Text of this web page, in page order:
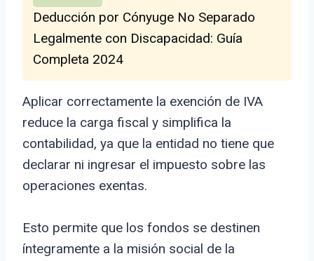
Deducción por Cónyuge No Separado
Legalmente con Discapacidad: Guía
Completa 2024
Aplicar correctamente la exención de IVA
reduce la carga fiscal y simplifica la
contabilidad, ya que la entidad no tiene que
declarar ni ingresar el impuesto sobre las
operaciones exentas.
Esto permite que los fondos se destinen
íntegramente a la misión social de la